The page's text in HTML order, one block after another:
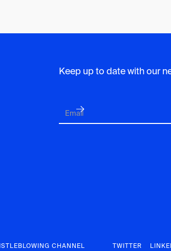
Keep up to date with our
CHANNEL TWITTER